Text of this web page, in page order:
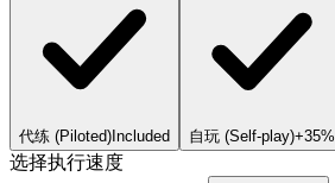
代练 (Piloted)Included 自玩 (Self-play)+35%
选择执行速度